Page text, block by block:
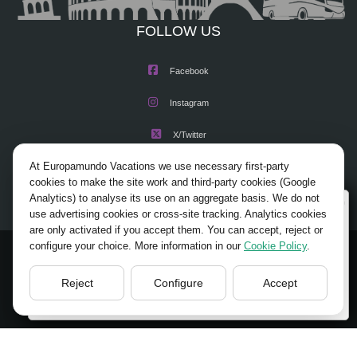
FOLLOW US
Facebook
Instagram
X/Twitter
Youtube
All Rights Reserved.
ABOUT US TIPS
TRAVEL AGENCIES LOGIN
LEGAL NOTICE
Wellcome to Europamundo Vacations, your in the
international site of:
Bienvenido a Europamundo Vacaciones, está usted en el
sitio internacional de:
USA(en) change/cambiar
At Europamundo Vacations we use necessary first-party
cookies to make the site work and third-party cookies (Google
Analytics) to analyse its use on an aggregate basis. We do not
use advertising cookies or cross-site tracking. Analytics cookies
are only activated if you accept them. You can accept, reject or
configure your choice. More information in our Cookie Policy.
Reject Configure Accept